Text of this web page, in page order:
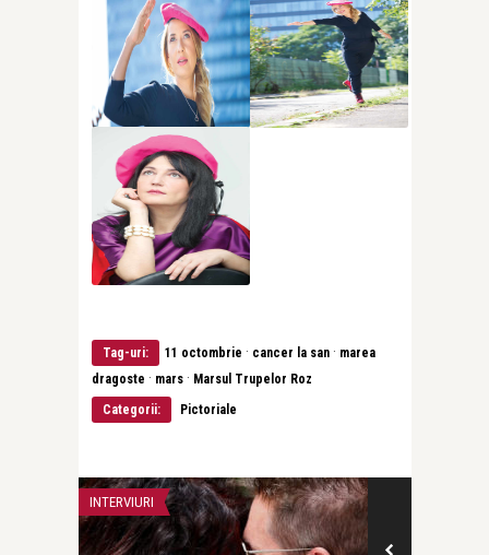
Tag-uri: 11 octombrie · cancer la san · marea
dragoste · mars · Marsul Trupelor Roz
Categorii:
Pictoriale
INTERVIURI